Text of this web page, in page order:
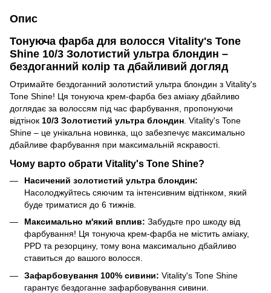
Опис
Тонуюча фарба для волосся Vitality's Tone
Shine 10/3 Золотистий ультра блондин –
бездоганний колір та дбайливий догляд
Отримайте бездоганний золотистий ультра блондин з Vitality's
Tone Shine! Ця тонуюча крем-фарба без аміаку дбайливо
доглядає за волоссям під час фарбування, пропонуючи
відтінок 10/3 Золотистий ультра блондин . Vitality's Tone
Shine – це унікальна новинка, що забезпечує максимально
дбайливе фарбування при максимальній яскравості.
Чому варто обрати Vitality's Tone Shine?
Насичений золотистий ультра блондин:
Насолоджуйтесь сяючим та інтенсивним відтінком, який
буде триматися до 6 тижнів.
Максимально м'який вплив: Забудьте про шкоду від
фарбування! Ця тонуюча крем-фарба не містить аміаку,
PPD та резорцину, тому вона максимально дбайливо
ставиться до вашого волосся.
Зафарбовування 100% сивини: Vitality's Tone Shine
гарантує бездоганне зафарбовування сивини.